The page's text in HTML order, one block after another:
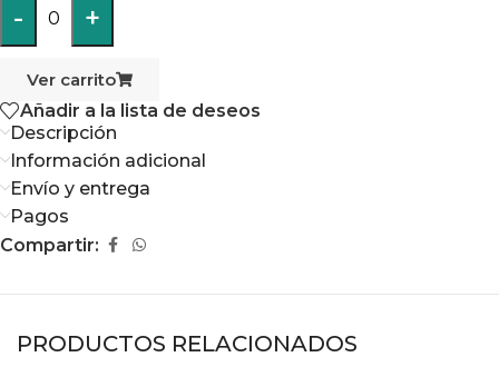
- 0 +
Ver carrito
Añadir a la lista de deseos
Descripción
Información adicional
Envío y entrega
Pagos
Compartir:
PRODUCTOS RELACIONADOS